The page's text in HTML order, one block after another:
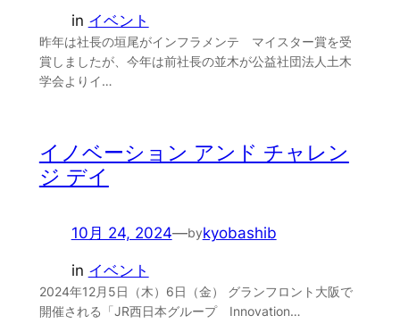
in イベント
昨年は社長の垣尾がインフラメンテ マイスター賞を受
賞しましたが、今年は前社長の並木が公益社団法人土木
学会よりイ…
イノベーション アンド チャレン
ジ デイ
10月 24, 2024—bykyobashib
in イベント
2024年12月5日（木）6日（金） グランフロント大阪で
開催される「JR西日本グループ Innovation…